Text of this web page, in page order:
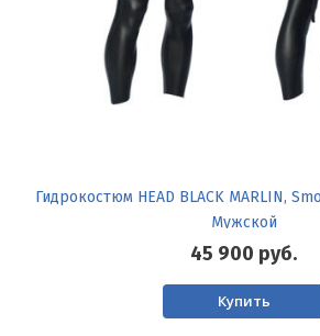
Гидрокостюм HEAD BLACK MARLIN,
Мужской
45 900 руб.
Купить